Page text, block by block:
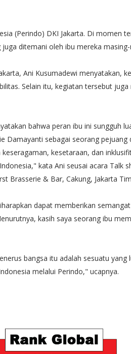
(Perindo) DKI Jakarta. Di momen
ditemani oleh ibu mereka
Ani Kusumadewi menyatakan,
Selain itu, kegiatan tersebut
bahwa peran ibu ini sungguh
Damayanti sebagai seorang
kesetaraan, dan
kata Ani seusai acara Talk
Brasserie & Bar, Cakung, Jakarta
dapat memberikan
kasih saya seorang ibu
bangsa itu adalah sesuatu
melalui Perindo," ucapnya.